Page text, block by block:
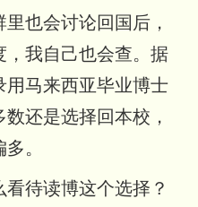
也会讨论回国后，
我自己也会查。据
马来西亚毕业博士
还是选择回本校，
。
待读博这个选择？